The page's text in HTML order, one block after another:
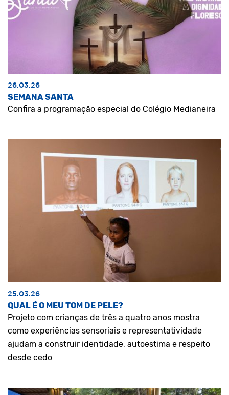
26.03.26
SEMANA SANTA
Confira a programação especial do Colégio Medianeira
25.03.26
QUAL É O MEU TOM DE PELE?
Projeto com crianças de três a quatro anos mostra
como experiências sensoriais e representatividade
ajudam a construir identidade, autoestima e respeito
desde cedo